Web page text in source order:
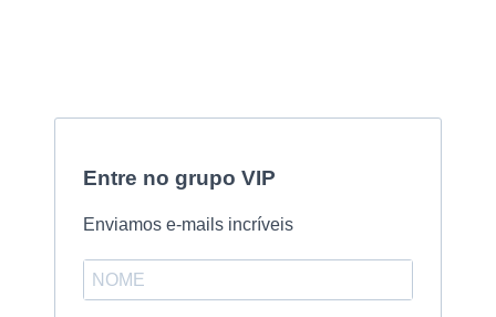
Entre no grupo VIP
Enviamos e-mails incríveis